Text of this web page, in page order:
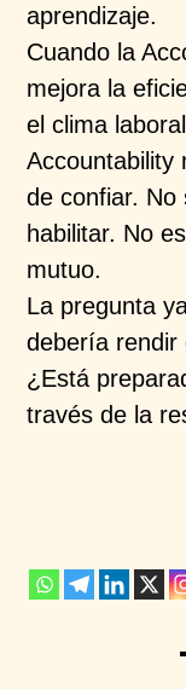
aprendizaje.
Cuando la
mejora la
el clima
Accountability
de confiar. No
habilitar. No
mutuo.
La pregunta
debería rendir
¿Está
través de la